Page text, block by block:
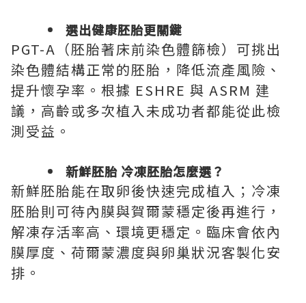
選出健康胚胎更關鍵
PGT-A（胚胎著床前染色體篩檢）可挑出
染色體結構正常的胚胎，降低流產風險、
提升懷孕率。根據 ESHRE 與 ASRM 建
議，高齡或多次植入未成功者都能從此檢
測受益。
新鮮胚胎 冷凍胚胎怎麼選？
新鮮胚胎能在取卵後快速完成植入；冷凍
胚胎則可待內膜與賀爾蒙穩定後再進行，
解凍存活率高、環境更穩定。臨床會依內
膜厚度、荷爾蒙濃度與卵巢狀況客製化安
排。